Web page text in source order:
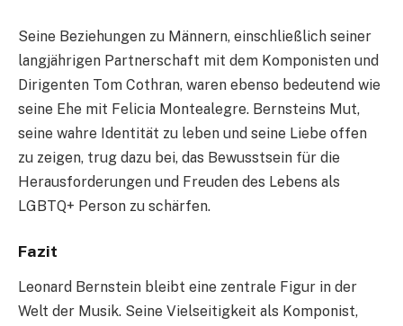
Seine Beziehungen zu Männern, einschließlich seiner
langjährigen Partnerschaft mit dem Komponisten und
Dirigenten Tom Cothran, waren ebenso bedeutend wie
seine Ehe mit Felicia Montealegre. Bernsteins Mut,
seine wahre Identität zu leben und seine Liebe offen
zu zeigen, trug dazu bei, das Bewusstsein für die
Herausforderungen und Freuden des Lebens als
LGBTQ+ Person zu schärfen.
Fazit
Leonard Bernstein bleibt eine zentrale Figur in der
Welt der Musik. Seine Vielseitigkeit als Komponist,